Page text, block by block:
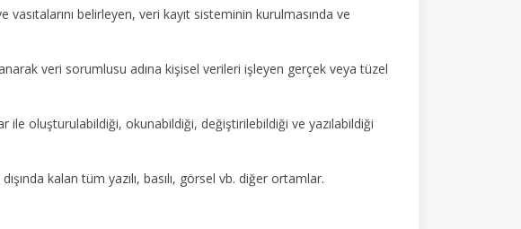
vasıtalarını belirleyen, veri kayıt sisteminin kurulmasında ve
veri sorumlusu adına kişisel verileri işleyen gerçek veya tüzel
ile oluşturulabildiği, okunabildiği, değiştirilebildiği ve yazılabildiği
kalan tüm yazılı, basılı, görsel vb. diğer ortamlar.